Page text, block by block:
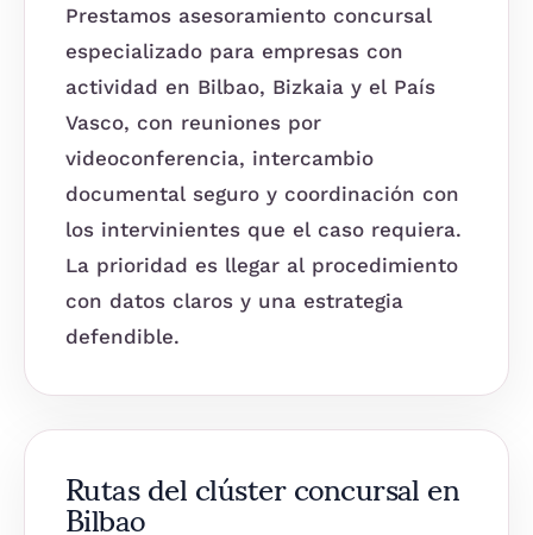
Prestamos asesoramiento concursal
especializado para empresas con
actividad en Bilbao, Bizkaia y el País
Vasco, con reuniones por
videoconferencia, intercambio
documental seguro y coordinación con
los intervinientes que el caso requiera.
La prioridad es llegar al procedimiento
con datos claros y una estrategia
defendible.
Rutas del clúster concursal en